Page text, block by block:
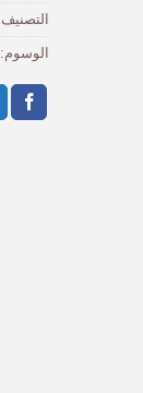
الوسوم: